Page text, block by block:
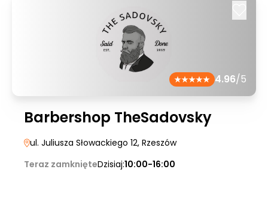
4.96/5
Barbershop TheSadovsky
ul. Juliusza Słowackiego 12, Rzeszów
Teraz zamknięteDzisiaj:10:00-16:00